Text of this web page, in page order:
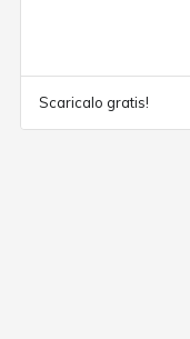
Scaricalo gratis!